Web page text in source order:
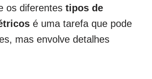
os diferentes tipos de
é uma tarefa que pode
mas envolve detalhes